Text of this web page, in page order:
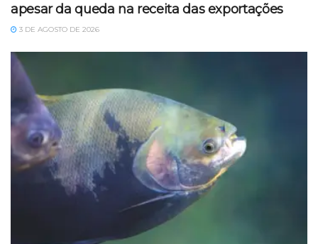
apesar da queda na receita das exportações
3 DE AGOSTO DE 2026